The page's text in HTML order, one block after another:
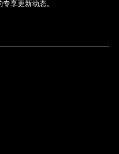
享更新动态。